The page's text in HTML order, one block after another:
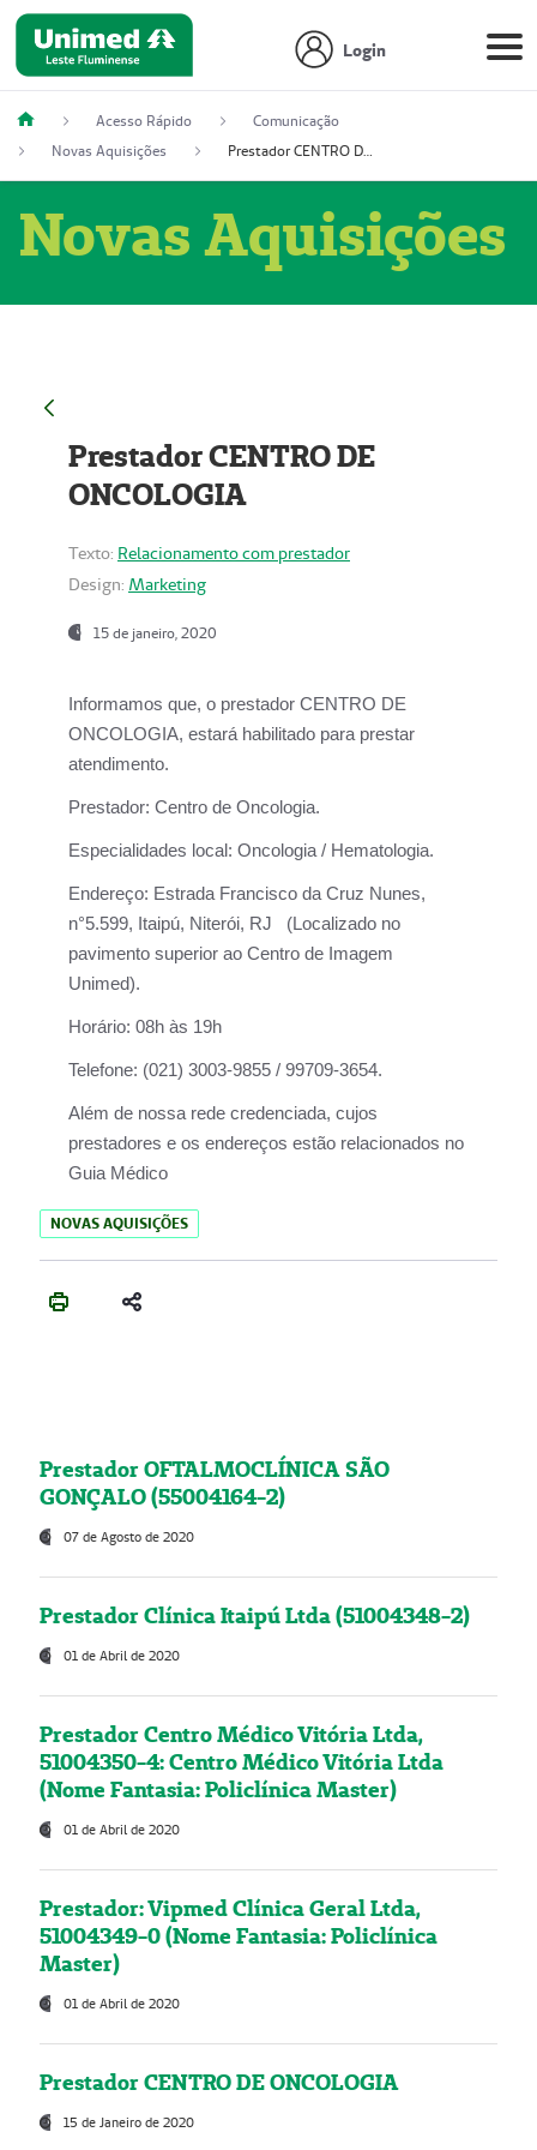
Login
Acesso Rápido
Comunicação
Novas Aquisições
Prestador CENTRO DE ONCOLOGIA
Novas Aquisições
Prestador CENTRO DE
ONCOLOGIA
Texto: Relacionamento com prestador
Design: Marketing
15 de janeiro, 2020
Informamos que, o prestador CENTRO DE
ONCOLOGIA, estará habilitado para prestar
atendimento.
Prestador: Centro de Oncologia.
Especialidades local: Oncologia / Hematologia.
Endereço: Estrada Francisco da Cruz Nunes,
n°5.599, Itaipú, Niterói, RJ (Localizado no
pavimento superior ao Centro de Imagem
Unimed).
Horário: 08h às 19h
Telefone: (021) 3003-9855 / 99709-3654.
Além de nossa rede credenciada, cujos
prestadores e os endereços estão relacionados no
Guia Médico
NOVAS AQUISIÇÕES
Prestador OFTALMOCLÍNICA SÃO
GONÇALO (55004164-2)
07 de Agosto de 2020
Prestador Clínica Itaipú Ltda (51004348-2)
01 de Abril de 2020
Prestador Centro Médico Vitória Ltda,
51004350-4: Centro Médico Vitória Ltda
(Nome Fantasia: Policlínica Master)
01 de Abril de 2020
Prestador: Vipmed Clínica Geral Ltda,
51004349-0 (Nome Fantasia: Policlínica
Master)
01 de Abril de 2020
Prestador CENTRO DE ONCOLOGIA
15 de Janeiro de 2020